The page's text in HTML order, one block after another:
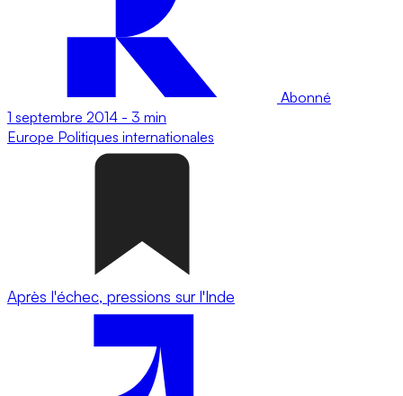
Abonné
1 septembre 2014 - 3 min
Europe Politiques internationales
Après l'échec, pressions sur l'Inde